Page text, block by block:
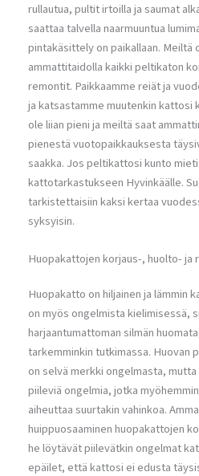
rullautua, pultit irtoilla ja saumat
saattaa talvella naarmuuntua
pintakäsittely on paikallaan. Meiltä
ammattitaidolla kaikki peltikaton
remontit. Paikkaamme reiät ja
ja katsastamme muutenkin kattosi
ole liian pieni ja meiltä saat
pienestä vuotopaikkauksesta
saakka. Jos peltikattosi kunto
kattotarkastukseen Hyvinkäälle.
tarkistettaisiin kaksi kertaa
syksyisin.
Huopakattojen korjaus-, huolto-
Huopakatto on hiljainen ja lämmin
on myös ongelmista kielimisessä,
harjaantumattoman silmän
tarkemminkin tutkimassa. Huovan
on selvä merkki ongelmasta,
piileviä ongelmia, jotka
aiheuttaa suurtakin vahinkoa.
huippuosaaminen huopakattojen
he löytävät piilevätkin ongelmat
epäilet, että kattosi ei edusta